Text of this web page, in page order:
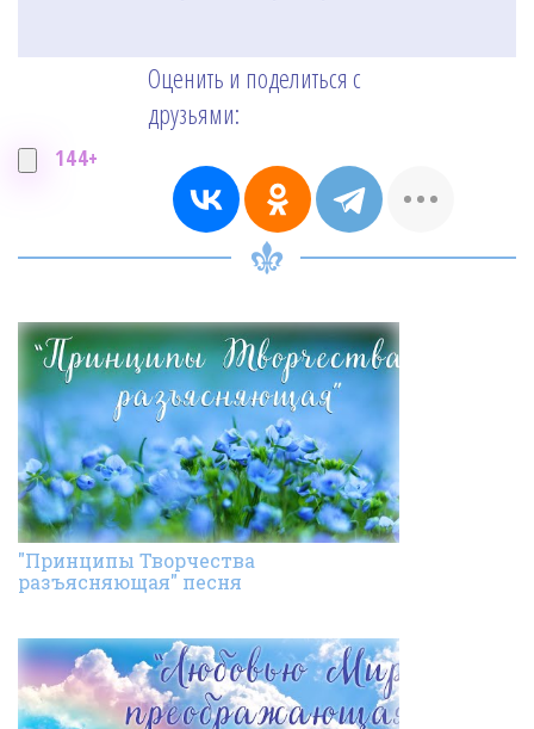
144+
Оценить и поделиться с
друзьями:
"Принципы Творчества
разъясняющая" песня